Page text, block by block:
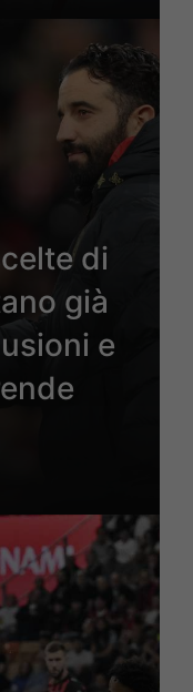
di
già
e